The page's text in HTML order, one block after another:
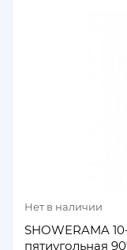
Нет в наличии
SHOWERAMA
пятиугольная